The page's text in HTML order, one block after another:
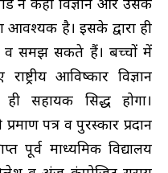
ने कहा विज्ञान और उसके
आवश्यक है। इसके द्वारा ही
व समझ सकते हैं। बच्चों में
आविष्कार विज्ञान
सहायक सिद्ध होगा।
पत्र व पुरस्कार प्रदान
पूर्व माध्यमिक विद्यालय